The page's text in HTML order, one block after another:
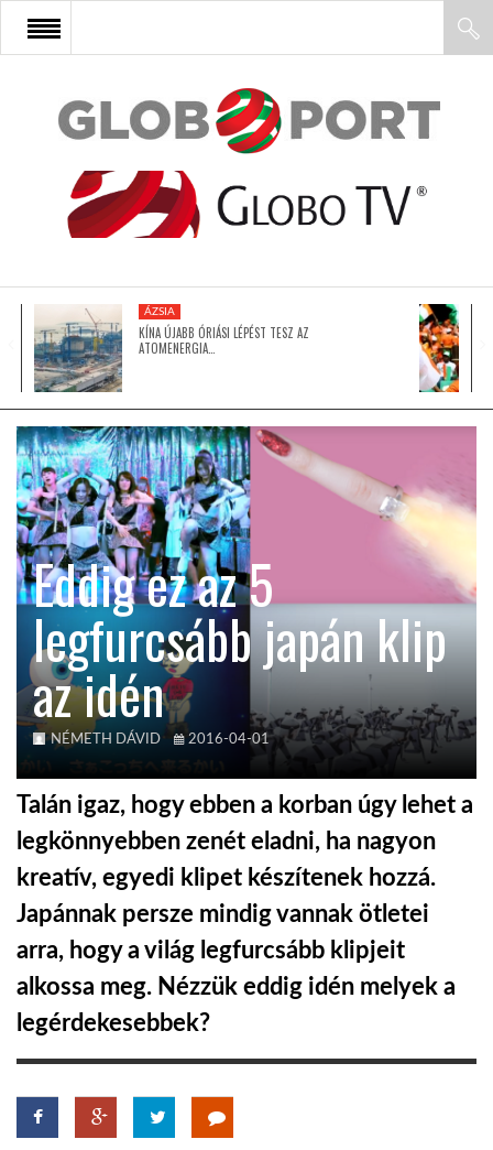
FŐOLDAL
AFRIKA
ÁZSIA
LATIN-AMERIKA
KÖZEL-KELET
AUSZTRÁLIA
A VILÁG ITTHON
MÉDIA
GLOBOTV BP
HÍR3D
TROPICALMAGAZIN
ÁZSIA
KÍNA ÚJABB ÓRIÁSI LÉPÉST TESZ AZ
ATOMENERGIA…
Eddig ez az 5
legfurcsább japán klip
az idén
NÉMETH DÁVID 2016-04-01
Talán igaz, hogy ebben a korban úgy lehet a
legkönnyebben zenét eladni, ha nagyon
kreatív, egyedi klipet készítenek hozzá.
Japánnak persze mindig vannak ötletei
arra, hogy a világ legfurcsább klipjeit
alkossa meg. Nézzük eddig idén melyek a
legérdekesebbek?